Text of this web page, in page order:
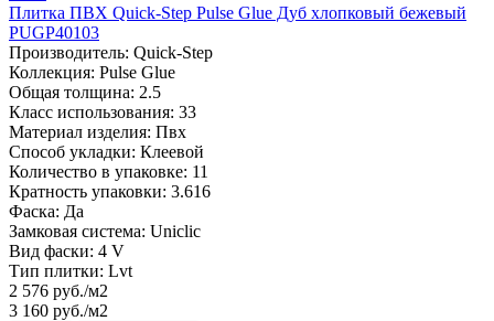
Плитка ПВХ Quick-Step Pulse Glue Дуб хлопковый бежевый
PUGP40103
Производитель: Quick-Step
Коллекция: Pulse Glue
Общая толщина: 2.5
Класс использования: 33
Материал изделия: Пвх
Способ укладки: Клеевой
Количество в упаковке: 11
Кратность упаковки: 3.616
Фаска: Да
Замковая система: Uniclic
Вид фаски: 4 V
Тип плитки: Lvt
2 576 руб./м2
3 160 руб./м2